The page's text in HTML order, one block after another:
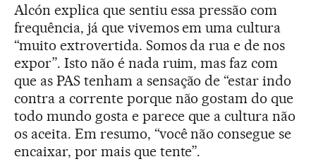
Alcón explica que sentiu essa pressão com
frequência, já que vivemos em uma cultura
“muito extrovertida. Somos da rua e de nos
expor”. Isto não é nada ruim, mas faz com
que as PAS tenham a sensação de “estar indo
contra a corrente porque não gostam do que
todo mundo gosta e parece que a cultura não
os aceita. Em resumo, “você não consegue se
encaixar, por mais que tente”.